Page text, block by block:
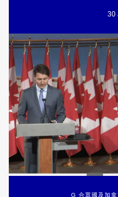
30
G 合眾國及加拿